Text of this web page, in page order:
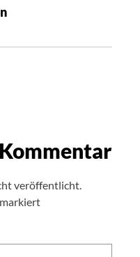
veröffentlicht.
markiert